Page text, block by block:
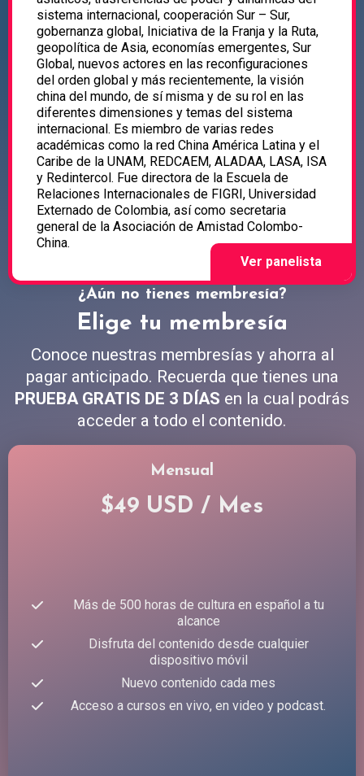
sistema internacional, cooperación Sur – Sur,
gobernanza global, Iniciativa de la Franja y la Ruta,
geopolítica de Asia, economías emergentes, Sur
Global, nuevos actores en las reconfiguraciones
del orden global y más recientemente, la visión
china del mundo, de sí misma y de su rol en las
diferentes dimensiones y temas del sistema
internacional. Es miembro de varias redes
académicas como la red China América Latina y el
Caribe de la UNAM, REDCAEM, ALADAA, LASA, ISA
y Redintercol. Fue directora de la Escuela de
Relaciones Internacionales de FIGRI, Universidad
Externado de Colombia, así como secretaria
general de la Asociación de Amistad Colombo-
China.
¿Aún no tienes membresía?
Elige tu membresía
Conoce nuestras membresías y ahorra al
pagar anticipado. Recuerda que tienes una
PRUEBA GRATIS DE 3 DÍAS en la cual podrás
acceder a todo el contenido.
Mensual
$49 USD / Mes
Más de 500 horas de cultura en español a tu
alcance
Disfruta del contenido desde cualquier
dispositivo móvil
Nuevo contenido cada mes
Acceso a cursos en vivo, en video y podcast.